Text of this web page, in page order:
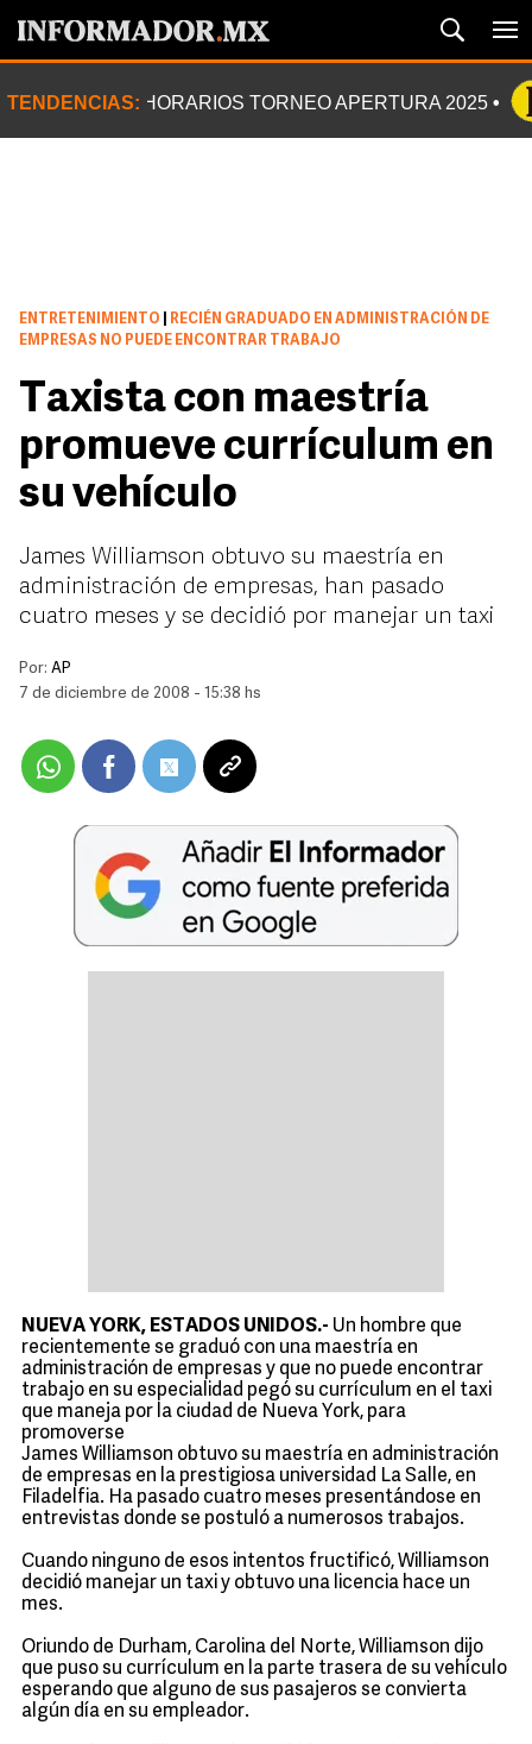
TENDENCIAS: HORARIOS TORNEO APERTURA 2025
ENTRETENIMIENTO
RECIÉN GRADUADO EN ADMINISTRACIÓN DE
EMPRESAS NO PUEDE ENCONTRAR TRABAJO
Taxista con maestría
promueve currículum en
su vehículo
James Williamson obtuvo su maestría en
administración de empresas, han pasado
cuatro meses y se decidió por manejar un taxi
Por: AP
7 de diciembre de 2008 - 15:38 hs
NUEVA YORK, ESTADOS UNIDOS.- Un hombre que
recientemente se graduó con una maestría en
administración de empresas y que no puede encontrar
trabajo en su especialidad pegó su currículum en el taxi
que maneja por la ciudad de Nueva York, para
promoverse
James Williamson obtuvo su maestría en administración
de empresas en la prestigiosa universidad La Salle, en
Filadelfia. Ha pasado cuatro meses presentándose en
entrevistas donde se postuló a numerosos trabajos.
Cuando ninguno de esos intentos fructificó, Williamson
decidió manejar un taxi y obtuvo una licencia hace un
mes.
Oriundo de Durham, Carolina del Norte, Williamson dijo
que puso su currículum en la parte trasera de su vehículo
esperando que alguno de sus pasajeros se convierta
algún día en su empleador.